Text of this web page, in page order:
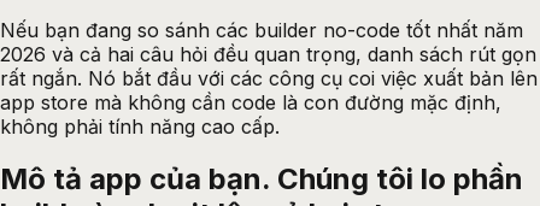
Nếu bạn đang so sánh các builder no-code tốt nhất năm
2026 và cả hai câu hỏi đều quan trọng, danh sách rút gọn
rất ngắn. Nó bắt đầu với các công cụ coi việc xuất bản lên
app store mà không cần code là con đường mặc định,
không phải tính năng cao cấp.
Mô tả app của bạn. Chúng tôi lo phần